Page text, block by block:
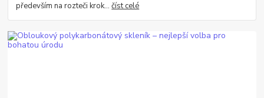
především na rozteči krok...číst celé